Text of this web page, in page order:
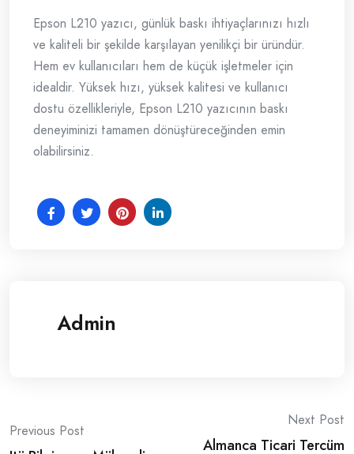
Epson L210 yazıcı, günlük baskı ihtiyaçlarınızı hızlı
ve kaliteli bir şekilde karşılayan yenilikçi bir üründür.
Hem ev kullanıcıları hem de küçük işletmeler için
idealdir. Yüksek hızı, yüksek kalitesi ve kullanıcı
dostu özellikleriyle, Epson L210 yazıcının baskı
deneyiminizi tamamen dönüştüreceğinden emin
olabilirsiniz.
Admin
Post
Previous Post
Next Post
Almanca Ticari Tercüm